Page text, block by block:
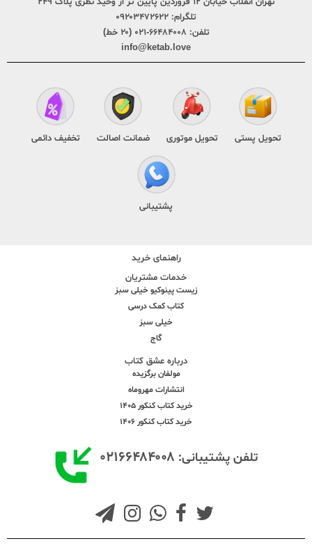
تلگرام: ۰۹۲۰۳۴۷۲۶۲۲
تلفن: ۶۶۴۸۴۰۰۸-۰۲۱ (۲۰ خط)
info@ketab.love
تحویل پستی تحویل موتوری ضمانت اصالت تخفیف دائمی
پشتیبانی
راهنمای خرید
خدمات مشتریان
زیست پینوکیو خیلی سبز
کتاب کمک درسی
خیلی سبز
گاج
درباره عشق کتاب
مولفان برگزیده
انتشارات مهروماه
خرید کتاب کنکور 1405
خرید کتاب کنکور 1406
تلفن پشتیبانی: ۰۲۱۶۶۴۸۴۰۰۸